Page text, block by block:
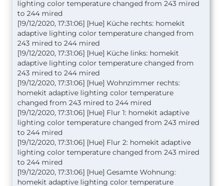
lighting color temperature changed from 243 mired
to 244 mired
[19/12/2020, 17:31:06] [Hue] Küche rechts: homekit
adaptive lighting color temperature changed from
243 mired to 244 mired
[19/12/2020, 17:31:06] [Hue] Küche links: homekit
adaptive lighting color temperature changed from
243 mired to 244 mired
[19/12/2020, 17:31:06] [Hue] Wohnzimmer rechts:
homekit adaptive lighting color temperature
changed from 243 mired to 244 mired
[19/12/2020, 17:31:06] [Hue] Flur 1: homekit adaptive
lighting color temperature changed from 243 mired
to 244 mired
[19/12/2020, 17:31:06] [Hue] Flur 2: homekit adaptive
lighting color temperature changed from 243 mired
to 244 mired
[19/12/2020, 17:31:06] [Hue] Gesamte Wohnung:
homekit adaptive lighting color temperature